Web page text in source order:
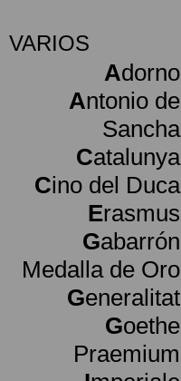
VARIOS
Adorno
Antonio de
Sancha
Catalunya
Cino del Duca
Erasmus
Gabarrón
Medalla de Oro
Generalitat
Goethe
Praemium